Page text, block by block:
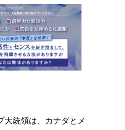
大統領は、カナダとメ